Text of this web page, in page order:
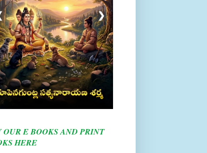
❯
OUR E BOOKS AND PRINT
HERE